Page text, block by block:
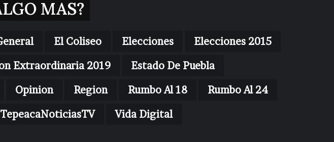
MAS?
El Coliseo Elecciones
Elecciones 2015
Extraordinaria 2019
Estado De Puebla
Opinion Region Rumbo Al 18
Rumbo Al 24
TepeacaNoticiasTV Vida Digital